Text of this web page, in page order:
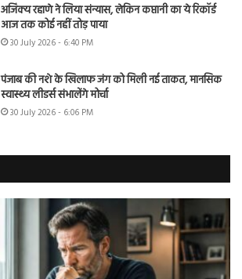
अजिंक्य रहाणे ने लिया संन्यास, लेकिन कप्तानी का ये रिकॉर्ड
आज तक कोई नहीं तोड़ पाया
30 July 2026 - 6:40 PM
पंजाब की नशे के खिलाफ जंग को मिली नई ताकत, मानसिक
स्वास्थ्य लीडर्स संभालेंगे मोर्चा
30 July 2026 - 6:06 PM